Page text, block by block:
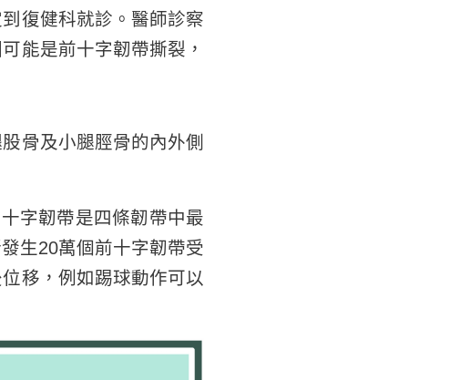
復健科就診。醫師診察
能是前十字韌帶撕裂，
骨及小腿脛骨的內外側
字韌帶是四條韌帶中最
生20萬個前十字韌帶受
移，例如踢球動作可以